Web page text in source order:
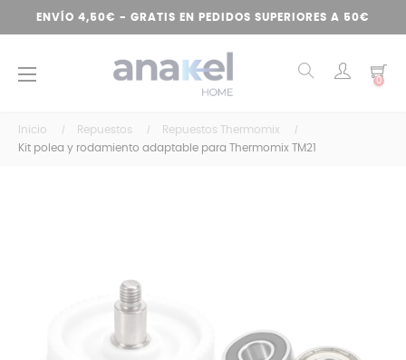
ENVÍO 4,50€ - GRATIS EN PEDIDOS SUPERIORES A 50€
Navegación
☰ 0
Inicio Repuestos
Repuestos Thermomix
Kit polea y rodamiento adaptable para Thermomix TM21